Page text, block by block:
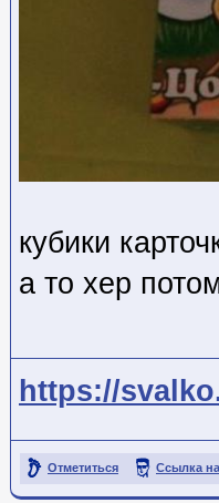
кубики
а то хер
https://
Отметиться Ссылка